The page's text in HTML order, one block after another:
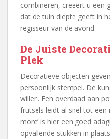
combineren, creëert u een
dat de tuin diepte geeft in
regisseur van de avond.
De Juiste
Plek
Decoratieve objecten
persoonlijk stempel. De
willen. Een overdaad aan
frutsels leidt al snel tot een
more’ is hier een goed
opvallende stukken in